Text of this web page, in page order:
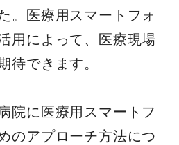
。医療用スマートフォ
用によって、医療現場
待できます。
院に医療用スマートフ
のアプローチ方法につ